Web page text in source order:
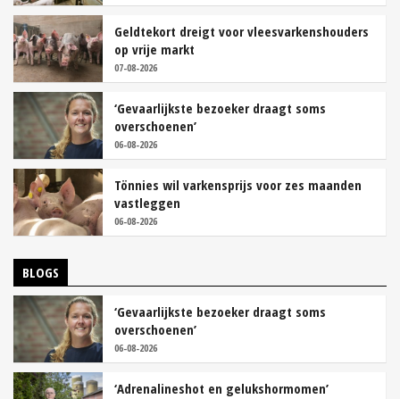
Geldtekort dreigt voor vleesvarkenshouders
op vrije markt
07-08-2026
‘Gevaarlijkste bezoeker draagt soms
overschoenen’
06-08-2026
Tönnies wil varkensprijs voor zes maanden
vastleggen
06-08-2026
BLOGS
‘Gevaarlijkste bezoeker draagt soms
overschoenen’
06-08-2026
‘Adrenalineshot en gelukshormomen’